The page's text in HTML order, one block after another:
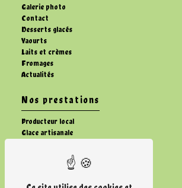
Galerie photo
Contact
Desserts glacés
Yaourts
Laits et crèmes
Fromages
Actualités
Nos prestations
Producteur local
Glace artisanale
Vente fromage fermier